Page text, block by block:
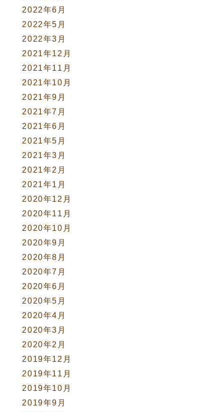
2022年6月
2022年5月
2022年3月
2021年12月
2021年11月
2021年10月
2021年9月
2021年7月
2021年6月
2021年5月
2021年3月
2021年2月
2021年1月
2020年12月
2020年11月
2020年10月
2020年9月
2020年8月
2020年7月
2020年6月
2020年5月
2020年4月
2020年3月
2020年2月
2019年12月
2019年11月
2019年10月
2019年9月